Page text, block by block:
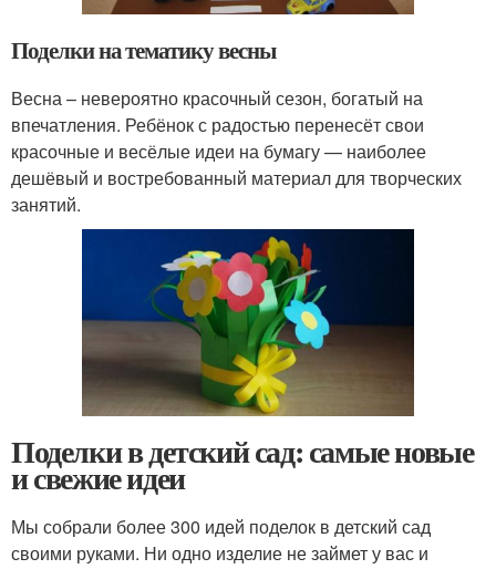
Поделки на тематику весны
Весна – невероятно красочный сезон, богатый на
впечатления. Ребёнок с радостью перенесёт свои
красочные и весёлые идеи на бумагу — наиболее
дешёвый и востребованный материал для творческих
занятий.
Поделки в детский сад: самые новые
и свежие идеи
Мы собрали более 300 идей поделок в детский сад
своими руками. Ни одно изделие не займет у вас и